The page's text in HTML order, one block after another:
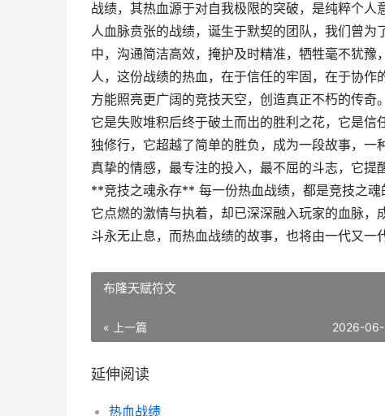
战绩，其热血源于对自我极限的突破，是纯粹个
人血脉贲张的战绩，诞生于默契的团队，我们曾
中，沟通简洁高效，掩护及时精准，牺牲毫不犹
人，这份战绩的热血，在于信任的牢固，在于协作
方能照亮更广阔的竞技天空，创造真正不朽的传
它是失败堆积后终于破土而出的胜利之花，它是
独修行，它超越了简单的胜负，成为一段故事，
真挚的情感，最专注的投入，最不屈的斗志，它提
**竞技之魂永存** 每一份热血战绩，都是竞技之
它点燃的激情与执着，却已深深融入玩家的血脉
斗永无止息，而热血战绩的故事，也将由一代又一
布隆天赋符文
« 上一篇 2026-06-
延伸阅读
热血战绩